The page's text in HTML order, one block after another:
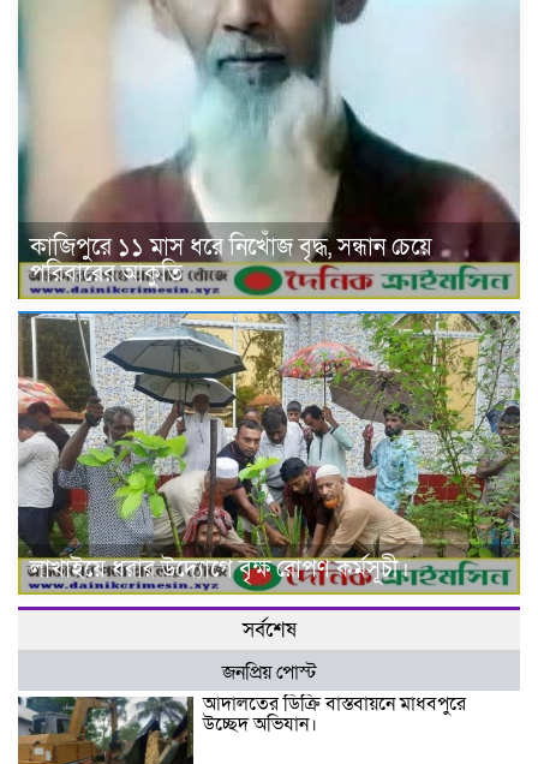
কাজিপুরে ১১ মাস ধরে নিখোঁজ বৃদ্ধ, সন্ধান চেয়ে
পরিবারের আকুতি
লাখাইয়ে ধরার উদ্যোগে বৃক্ষ রোপণ কর্মসূচী।
সর্বশেষ
জনপ্রিয় পোস্ট
আদালতের ডিক্রি বাস্তবায়নে মাধবপুরে
উচ্ছেদ অভিযান।